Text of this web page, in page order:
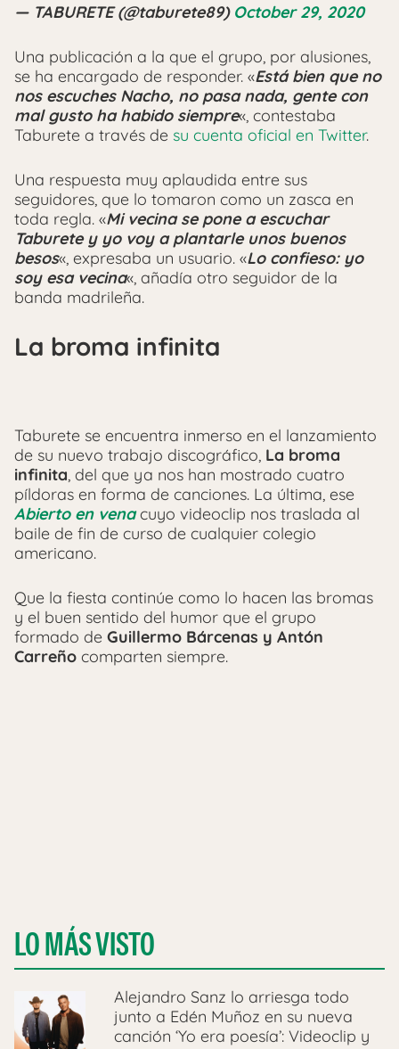
— TABURETE (@taburete89) October 29, 2020
Una publicación a la que el grupo, por alusiones,
se ha encargado de responder. «Está bien que no
nos escuches Nacho, no pasa nada, gente con
mal gusto ha habido siempre«, contestaba
Taburete a través de su cuenta oficial en Twitter.
Una respuesta muy aplaudida entre sus
seguidores, que lo tomaron como un zasca en
toda regla. «Mi vecina se pone a escuchar
Taburete y yo voy a plantarle unos buenos
besos«, expresaba un usuario. «Lo confieso: yo
soy esa vecina«, añadía otro seguidor de la
banda madrileña.
La broma infinita
Taburete se encuentra inmerso en el lanzamiento
de su nuevo trabajo discográfico, La broma
infinita, del que ya nos han mostrado cuatro
píldoras en forma de canciones. La última, ese
Abierto en venacuyo videoclip nos traslada al
baile de fin de curso de cualquier colegio
americano.
Que la fiesta continúe como lo hacen las bromas
y el buen sentido del humor que el grupo
formado de Guillermo Bárcenas y Antón
Carreño comparten siempre.
LO MÁS VISTO
Alejandro Sanz lo arriesga todo
junto a Edén Muñoz en su nueva
canción ‘Yo era poesía’: Videoclip y